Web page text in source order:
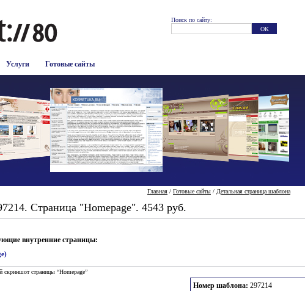
Услуги Готовые сайты
Поиск по сайту:
Главная / Готовые сайты / Детальная страница шаблона
Страница "Homepage". 4543 руб.
внутренние страницы:
страницы “Homepage”
Номер шаблона: 297214